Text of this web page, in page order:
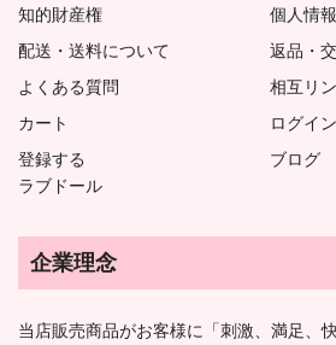
知的財産権
個人情
配送・送料について
返品・
よくある質問
相互リ
カート
ログイン
登録する
ブログ
ラブドール
企業理念
当店販売商品がお客様に「刺激、満足、